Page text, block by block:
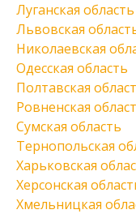
Луганская область
Львовская
Николаевская
Одесская область
Полтавская
Ровненская
Сумская область
Тернопольская
Харьковская
Херсонская
Хмельницкая